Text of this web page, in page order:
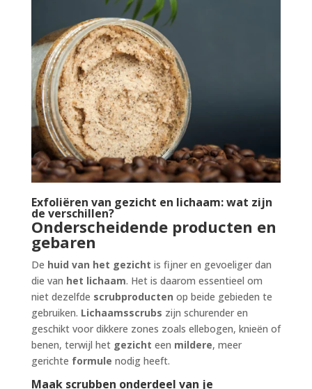
Exfoliëren van gezicht en lichaam: wat zijn
de verschillen?
Onderscheidende producten en
gebaren
De huid van het gezicht is fijner en gevoeliger dan
die van het lichaam. Het is daarom essentieel om
niet dezelfde scrubproducten op beide gebieden te
gebruiken. Lichaamsscrubs zijn schurender en
geschikt voor dikkere zones zoals ellebogen, knieën of
benen, terwijl het gezicht een mildere, meer
gerichte formule nodig heeft.
Maak scrubben onderdeel van je